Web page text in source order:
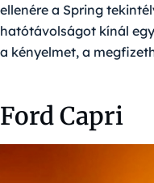
ellenére a Spring
hatótávolságot kínál
a kényelmet, a
Ford Capri